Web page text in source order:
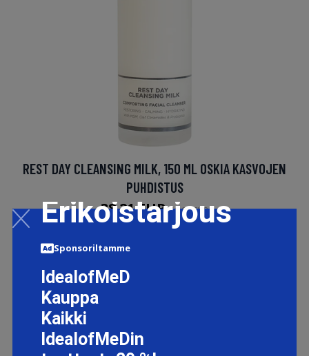
REST DAY CLEANSING MILK, 150 ML OSKIA KASVOJEN
PUHDISTUS
38.21 EUR50.95 EUR
LISÄTIETOJA
Erikoistarjous
Sponsoriltamme
IdealofMeD
Kauppa
Kaikki
IdealofMeDin